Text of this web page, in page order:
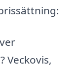
Veckovis,